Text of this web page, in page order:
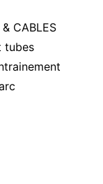
& CABLES
tubes